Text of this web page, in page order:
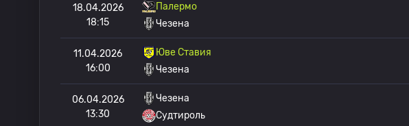
18.04.2026
18:15
Палермо
Чезена
11.04.2026
16:00
Юве Ставия
Чезена
06.04.2026
13:30
Чезена
Судтироль